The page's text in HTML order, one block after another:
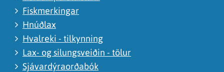
Fiskmerkingar
Hnúðlax
Hvalreki - tilkynning
Lax- og silungsveiðin - tölur
Sjávardýraorðabók